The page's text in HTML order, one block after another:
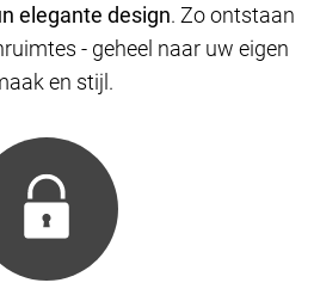
elegante design. Zo ontstaan
- geheel naar uw eigen
en stijl.